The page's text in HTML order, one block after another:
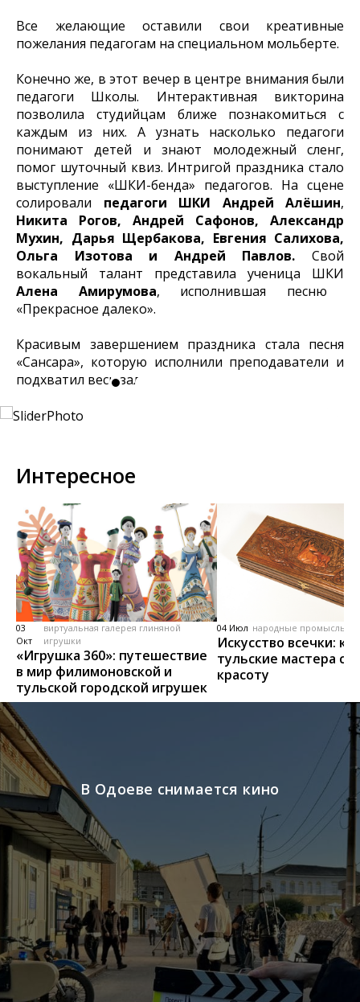
Все желающие оставили свои креативные
пожелания педагогам на специальном мольберте.
Конечно же, в этот вечер в центре внимания были
педагоги Школы. Интерактивная викторина
позволила студийцам ближе познакомиться с
каждым из них. А узнать насколько педагоги
понимают детей и знают молодежный сленг,
помог шуточный квиз. Интригой праздника стало
выступление «ШКИ-бенда» педагогов. На сцене
солировали педагоги ШКИ Андрей Алёшин,
Никита Рогов, Андрей Сафонов, Александр
Мухин, Дарья Щербакова, Евгения Салихова,
Ольга Изотова и Андрей Павлов. Свой
вокальный талант представила ученица ШКИ
Алена Амирумова, исполнившая песню
«Прекрасное далеко».
Красивым завершением праздника стала песня
«Сансара», которую исполнили преподаватели и
подхватил весь зал.
Интересное
03
Окт
виртуальная галерея глиняной
игрушки
«Игрушка 360»: путешествие
в мир филимоновской и
тульской городской игрушек
04 Июл народные промыслы,
Искусство всечки: как
тульские мастера
красоту
В Одоеве снимается кино